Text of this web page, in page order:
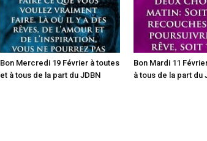
Bon Mercredi 19 Février à toutes
et à tous de la part du JDBN
Bon Mardi 11
à tous de la part du